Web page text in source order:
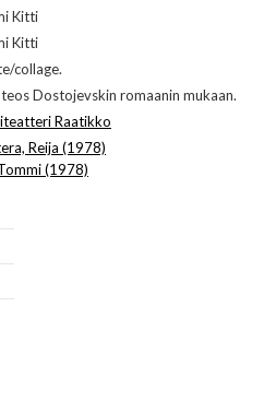
Kitti
Kitti
collage.
Dostojevskin romaanin mukaan.
Raatikko
Reija (1978)
(1978)